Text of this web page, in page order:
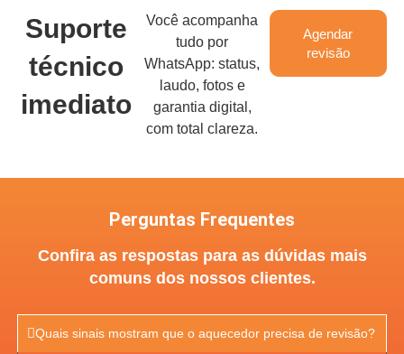
Suporte
técnico
imediato
Você acompanha
tudo por
WhatsApp: status,
laudo, fotos e
garantia digital,
com total clareza.
Agendar
revisão
Perguntas Frequentes
Confira as respostas para as dúvidas mais
comuns dos nossos clientes.
Quais sinais mostram que o aquecedor precisa de revisão?